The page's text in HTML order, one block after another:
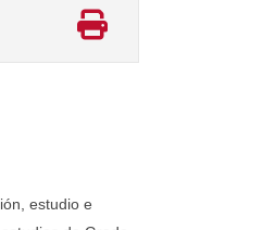
estudio e